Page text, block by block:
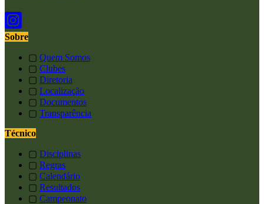
Sobre
▢ Quem Somos
▢ Clubes
▢ Diretoria
▢ Localização
▢ Documentos
▢ Transparência
Técnico
▢ Disciplinas
▢ Regras
▢ Calendário
▢ Resultados
▢ Campeonato